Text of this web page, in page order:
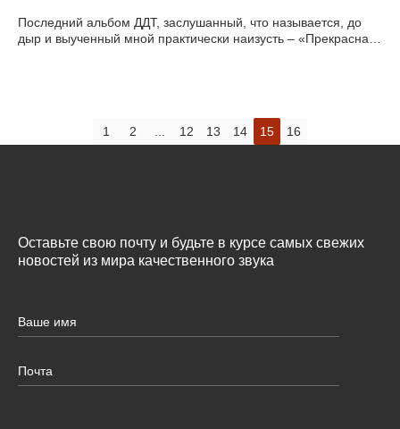
Последний альбом ДДТ, заслушанный, что называется, до
дыр и выученный мной практически наизусть – «Прекрасная
фанатов молодежь, слушающую другую музыку?
1
2 12 13 14 15 16
Оставьте свою почту и будьте в курсе самых свежих
новостей из мира качественного звука